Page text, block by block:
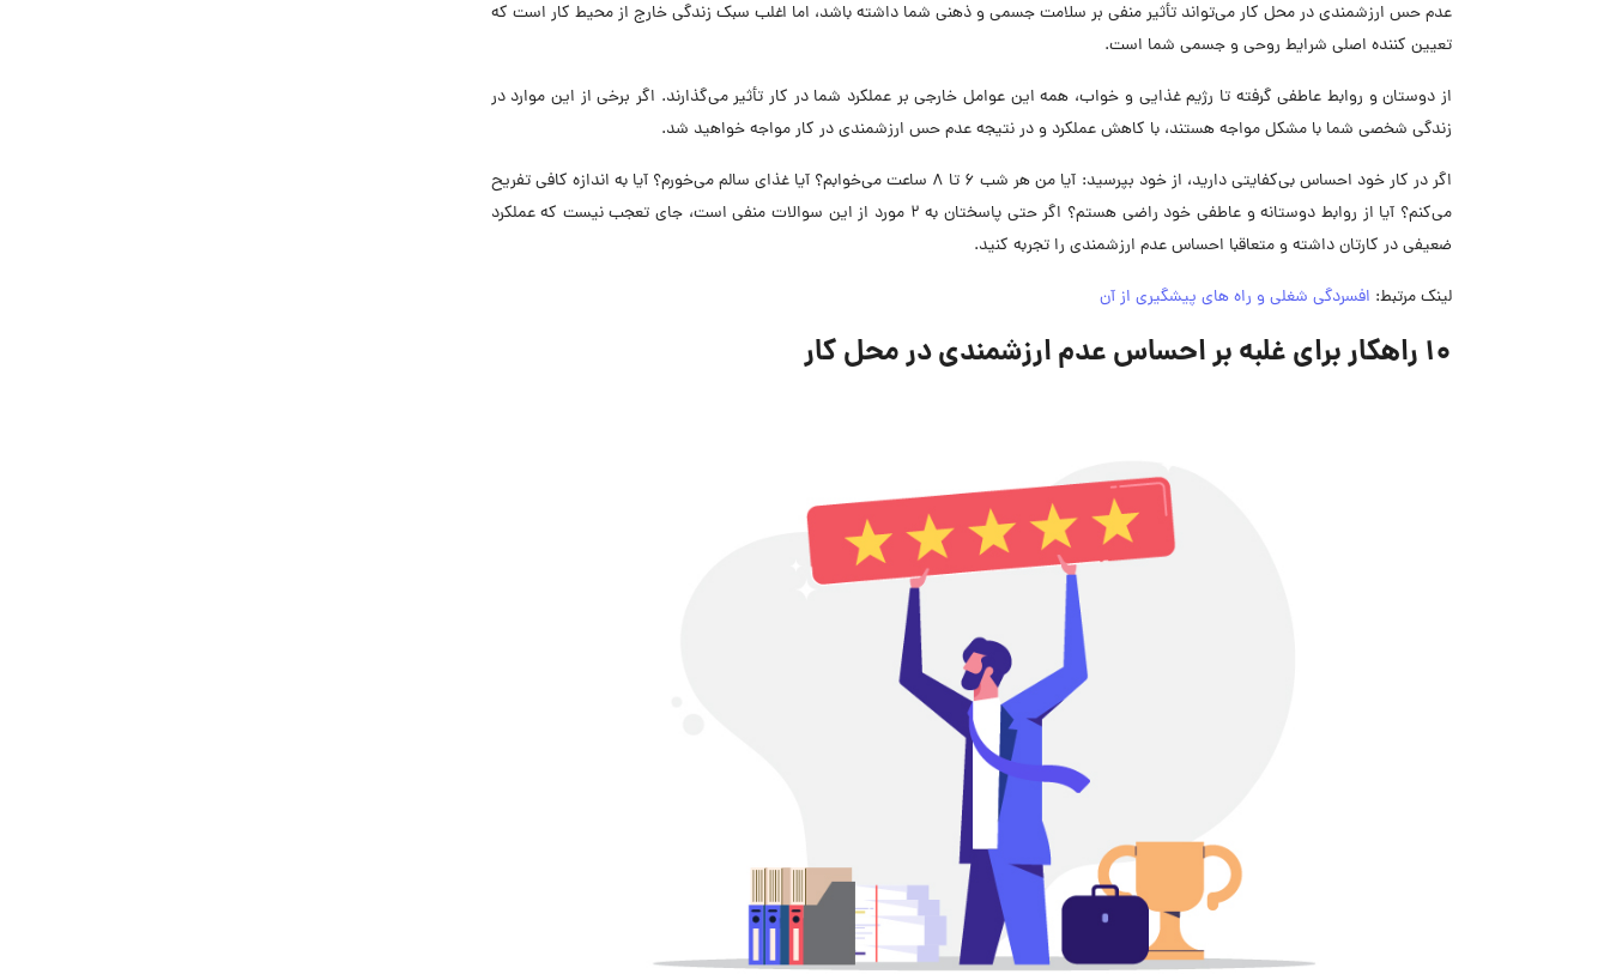
عدم حس ارزشمندی در محل کار می‌تواند تأثیر منفی بر سلامت جسمی و ذهنی شما داشته باشد، اما اغلب سبک زندگی خارج از محیط کار است که
تعیین کننده اصلی شرایط روحی و جسمی شما است.
از دوستان و روابط عاطفی گرفته تا رژیم غذایی و خواب، همه این عوامل خارجی بر عملکرد شما در کار تأثیر می‌گذارند. اگر برخی از این موارد در
زندگی شخصی شما با مشکل مواجه هستند، با کاهش عملکرد و در نتیجه عدم حس ارزشمندی در کار مواجه خواهید شد.
اگر در کار خود احساس بی‌کفایتی دارید، از خود بپرسید: آیا من هر شب 6 تا 8 ساعت می‌خوابم؟ آیا غذای سالم می‌خورم؟ آیا به اندازه کافی تفریح
می‌کنم؟ آیا از روابط دوستانه و عاطفی خود راضی هستم؟ اگر حتی پاسختان به 2 مورد از این سوالات منفی است، جای تعجب نیست که عملکرد
ضعیفی در کارتان داشته و متعاقبا احساس عدم ارزشمندی را تجربه کنید.
لینک مرتبط: افسردگی شغلی و راه های پیشگیری از آن
10 راهکار برای غلبه بر احساس عدم ارزشمندی در محل کار